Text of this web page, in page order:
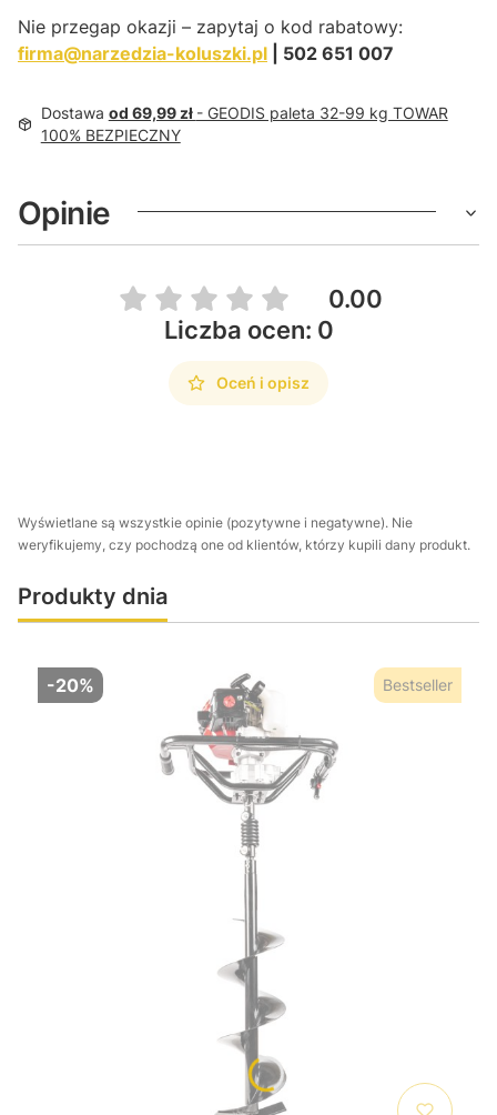
Nie przegap okazji – zapytaj o kod rabatowy:
firma@narzedzia-koluszki.pl | 502 651 007
Dostawa od 69,99 zł - GEODIS paleta 32-99 kg TOWAR
100% BEZPIECZNY
Opinie
0.00
Liczba ocen: 0
Oceń i opisz
Wyświetlane są wszystkie opinie (pozytywne i negatywne). Nie
weryfikujemy, czy pochodzą one od klientów, którzy kupili dany produkt.
Produkty dnia
-20% Bestseller